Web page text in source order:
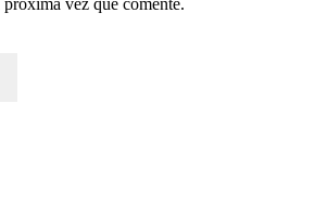
vez que comente.